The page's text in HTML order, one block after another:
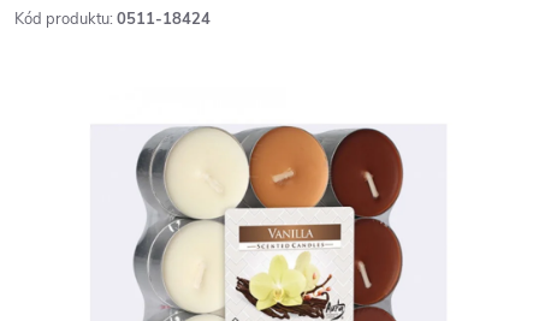
Kód produktu: 0511-18424